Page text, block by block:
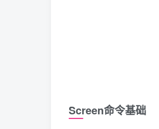
Screen命令基础